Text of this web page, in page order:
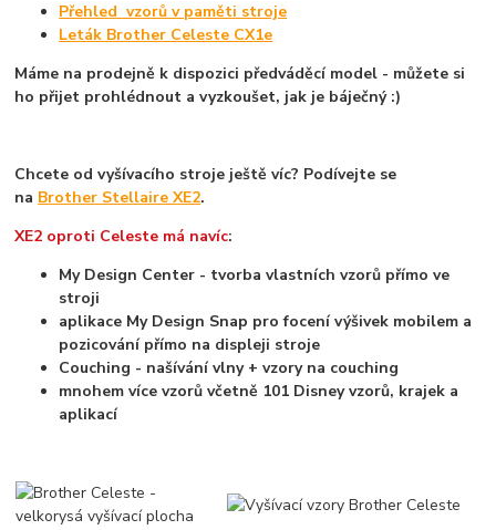
Přehled vzorů v paměti stroje
Leták Brother Celeste CX1e
Máme na prodejně k dispozici předváděcí model - můžete si
ho přijet prohlédnout a vyzkoušet, jak je báječný :)
Chcete od vyšívacího stroje ještě víc? Podívejte se
na Brother Stellaire XE2.
XE2 oproti Celeste má navíc:
My Design Center - tvorba vlastních vzorů přímo ve
stroji
aplikace My Design Snap pro focení výšivek mobilem a
pozicování přímo na displeji stroje
Couching - našívání vlny + vzory na couching
mnohem více vzorů včetně 101 Disney vzorů, krajek a
aplikací